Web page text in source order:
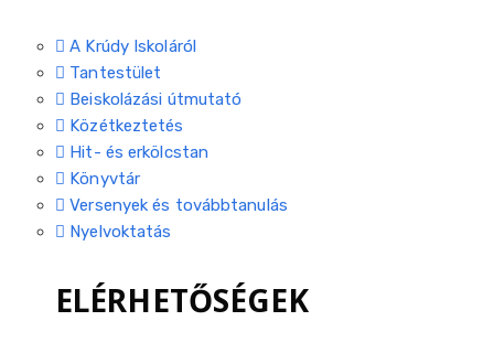
A Krúdy Iskoláról
Tantestület
Beiskolázási útmutató
Közétkeztetés
Hit- és erkölcstan
Könyvtár
Versenyek és továbbtanulás
Nyelvoktatás
ELÉRHETŐSÉGEK